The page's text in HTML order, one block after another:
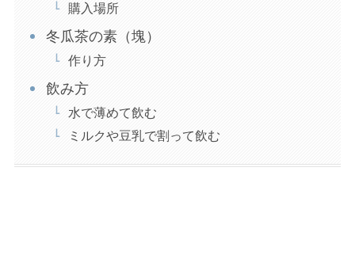
購入場所
冬瓜茶の素（塊）
作り方
飲み方
水で薄めて飲む
ミルクや豆乳で割って飲む